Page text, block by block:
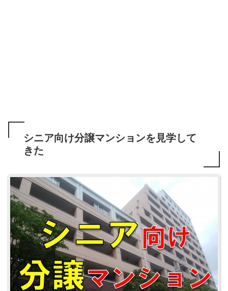
シニア向け分譲マンションを見学して
きた